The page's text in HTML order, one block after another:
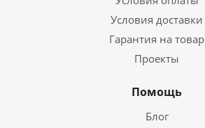
Условия доставки
Гарантия на товар
Проекты
Помощь
Блог